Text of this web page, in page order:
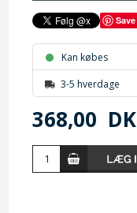
Save
Kan købes
3-5 hverdage
368,00